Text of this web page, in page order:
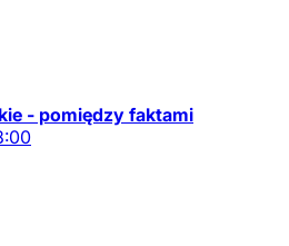
- pomiędzy faktami